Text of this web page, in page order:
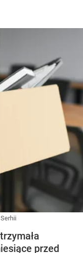
przed